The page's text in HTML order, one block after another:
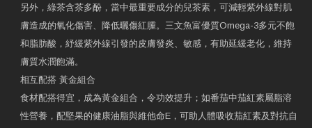
另外，綠茶含茶多酚，當中最重要成分的兒茶素，可減輕紫外線對肌
膚造成的氧化傷害、降低曬傷紅腫。三文魚富優質Omega-3多元不飽
和脂肪酸，紓緩紫外線引發的皮膚發炎、敏感，有助延緩老化，維持
膚質水潤飽滿。
相互配搭 黃金組合
食材配搭得宜，成為黃金組合，令功效提升；如番茄中茄紅素屬脂溶
性營養，配堅果的健康油脂與維他命E，可助人體吸收茄紅素及對抗自